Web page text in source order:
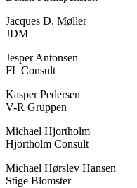
Jacques D. Møller
JDM
Jesper Antonsen
FL Consult
Kasper Pedersen
V-R Gruppen
Michael Hjortholm
Hjortholm Consult
Michael Hørslev Hansen
Stige Blomster